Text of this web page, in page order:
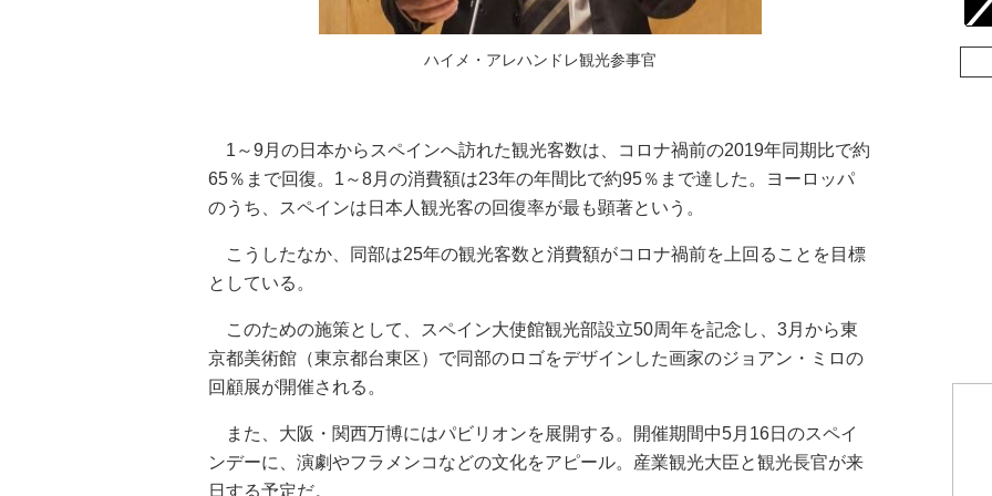
ハイメ・アレハンドレ観光参事官
1～9月の日本からスペインへ訪れた観光客数は、コロナ禍前の2019年同期比で約
65％まで回復。1～8月の消費額は23年の年間比で約95％まで達した。ヨーロッパ
のうち、スペインは日本人観光客の回復率が最も顕著という。
こうしたなか、同部は25年の観光客数と消費額がコロナ禍前を上回ることを目標
としている。
このための施策として、スペイン大使館観光部設立50周年を記念し、3月から東
京都美術館（東京都台東区）で同部のロゴをデザインした画家のジョアン・ミロの
回顧展が開催される。
また、大阪・関西万博にはパビリオンを展開する。開催期間中5月16日のスペイ
ンデーに、演劇やフラメンコなどの文化をアピール。産業観光大臣と観光長官が来
日する予定だ。